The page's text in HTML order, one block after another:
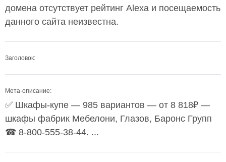
домена отсутствует рейтинг Alexa и посещаемость
данного сайта неизвестна.
Заголовок:
Мета-описание:
✅ Шкафы-купе — 985 вариантов — от 8 818₽ —
шкафы фабрик Мебелони, Глазов, Баронс Групп
☎ 8-800-555-38-44. ...